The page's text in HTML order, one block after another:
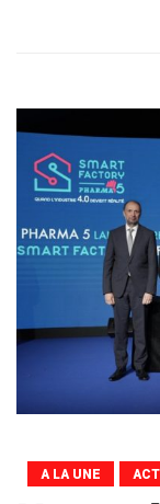
A LA UNE